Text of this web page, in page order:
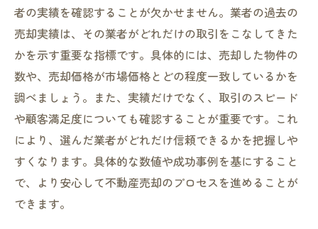
者の実績を確認することが欠かせません。業者の過去の
売却実績は、その業者がどれだけの取引をこなしてきた
かを示す重要な指標です。具体的には、売却した物件の
数や、売却価格が市場価格とどの程度一致しているかを
調べましょう。また、実績だけでなく、取引のスピード
や顧客満足度についても確認することが重要です。これ
により、選んだ業者がどれだけ信頼できるかを把握しや
すくなります。具体的な数値や成功事例を基にすること
で、より安心して不動産売却のプロセスを進めることが
できます。